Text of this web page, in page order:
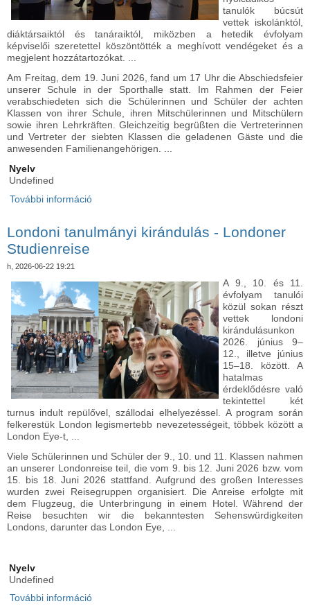
tanulók búcsút
vettek iskolánktól,
diáktársaiktól és tanáraiktól, miközben a hetedik évfolyam
képviselői szeretettel köszöntötték a meghívott vendégeket és a
megjelent hozzátartozókat. ...
Am Freitag, dem 19. Juni 2026, fand um 17 Uhr die Abschiedsfeier
unserer Schule in der Sporthalle statt. Im Rahmen der Feier
verabschiedeten sich die Schülerinnen und Schüler der achten
Klassen von ihrer Schule, ihren Mitschülerinnen und Mitschülern
sowie ihren Lehrkräften. Gleichzeitig begrüßten die Vertreterinnen
und Vertreter der siebten Klassen die geladenen Gäste und die
anwesenden Familienangehörigen. ...
Nyelv
Undefined
További információ
Londoni tanulmányi kirándulás - Londoner
Studienreise
h, 2026-06-22 19:21
A 9., 10. és 11.
évfolyam tanulói
közül sokan részt
vettek londoni
kirándulásunkon
2026. június 9–
12., illetve június
15–18. között. A
hatalmas
érdeklődésre való
tekintettel két
turnus indult repülővel, szállodai elhelyezéssel. A program során
felkerestük London legismertebb nevezetességeit, többek között a
London Eye-t, ...
Viele Schülerinnen und Schüler der 9., 10. und 11. Klassen nahmen
an unserer Londonreise teil, die vom 9. bis 12. Juni 2026 bzw. vom
15. bis 18. Juni 2026 stattfand. Aufgrund des großen Interesses
wurden zwei Reisegruppen organisiert. Die Anreise erfolgte mit
dem Flugzeug, die Unterbringung in einem Hotel. Während der
Reise besuchten wir die bekanntesten Sehenswürdigkeiten
Londons, darunter das London Eye, ...
Nyelv
Undefined
További információ